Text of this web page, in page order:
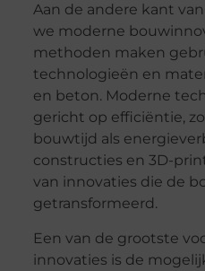
Aan de andere kant
we moderne
methoden maken
technologieën en
en beton. Moderne
gericht op efficiëntie,
bouwtijd als
constructies en 3D-
van innovaties die de
getransformeerd.
Een van de grootste
innovaties is de